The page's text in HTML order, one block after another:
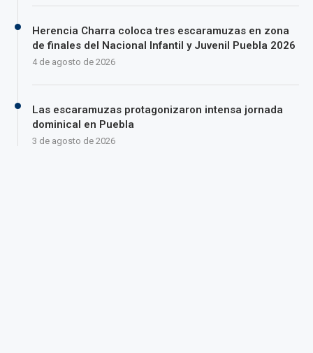
Herencia Charra coloca tres escaramuzas en zona
de finales del Nacional Infantil y Juvenil Puebla 2026
4 de agosto de 2026
Las escaramuzas protagonizaron intensa jornada
dominical en Puebla
3 de agosto de 2026